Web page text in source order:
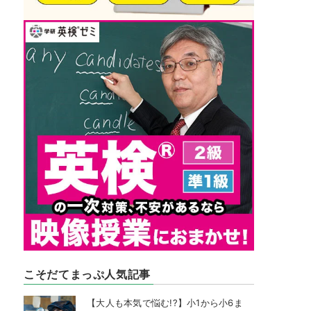
こそだてまっぷ人気記事
【大人も本気で悩む!?】小1から小6ま